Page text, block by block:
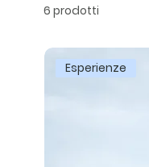
6 prodotti
Esperienze